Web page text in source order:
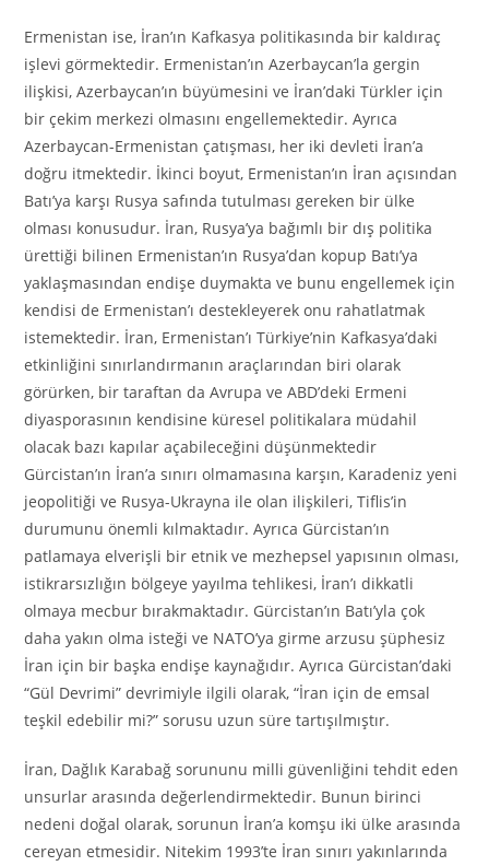
Ermenistan ise, İran’ın Kafkasya politikasında bir kaldıraç
işlevi görmektedir. Ermenistan’ın Azerbaycan’la gergin
ilişkisi, Azerbaycan’ın büyümesini ve İran’daki Türkler için
bir çekim merkezi olmasını engellemektedir. Ayrıca
Azerbaycan-Ermenistan çatışması, her iki devleti İran’a
doğru itmektedir. İkinci boyut, Ermenistan’ın İran açısından
Batı’ya karşı Rusya safında tutulması gereken bir ülke
olması konusudur. İran, Rusya’ya bağımlı bir dış politika
ürettiği bilinen Ermenistan’ın Rusya’dan kopup Batı’ya
yaklaşmasından endişe duymakta ve bunu engellemek için
kendisi de Ermenistan’ı destekleyerek onu rahatlatmak
istemektedir. İran, Ermenistan’ı Türkiye’nin Kafkasya’daki
etkinliğini sınırlandırmanın araçlarından biri olarak
görürken, bir taraftan da Avrupa ve ABD’deki Ermeni
diyasporasının kendisine küresel politikalara müdahil
olacak bazı kapılar açabileceğini düşünmektedir
Gürcistan’ın İran’a sınırı olmamasına karşın, Karadeniz yeni
jeopolitiği ve Rusya-Ukrayna ile olan ilişkileri, Tiflis’in
durumunu önemli kılmaktadır. Ayrıca Gürcistan’ın
patlamaya elverişli bir etnik ve mezhepsel yapısının olması,
istikrarsızlığın bölgeye yayılma tehlikesi, İran’ı dikkatli
olmaya mecbur bırakmaktadır. Gürcistan’ın Batı’yla çok
daha yakın olma isteği ve NATO’ya girme arzusu şüphesiz
İran için bir başka endişe kaynağıdır. Ayrıca Gürcistan’daki
“Gül Devrimi” devrimiyle ilgili olarak, “İran için de emsal
teşkil edebilir mi?” sorusu uzun süre tartışılmıştır.
İran, Dağlık Karabağ sorununu milli güvenliğini tehdit eden
unsurlar arasında değerlendirmektedir. Bunun birinci
nedeni doğal olarak, sorunun İran’a komşu iki ülke arasında
cereyan etmesidir. Nitekim 1993’te İran sınırı yakınlarında